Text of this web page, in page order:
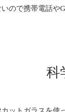
ので携帯電話や
科